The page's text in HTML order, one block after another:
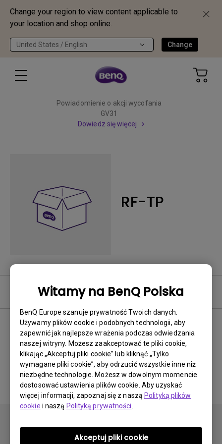
Change your region to view content applicable to
your location and shop online.
United States / English Change
Witamy na BenQ Polska
BenQ Europe szanuje prywatność Twoich danych.
Używamy plików cookie i podobnych technologii, aby
zapewnić jak najlepsze wrażenia podczas odwiedzania
naszej witryny. Możesz zaakceptować te pliki cookie,
klikając „Akceptuj pliki cookie” lub kliknąć „Tylko
wymagane pliki cookie”, aby odrzucić wszystkie inne niż
niezbędne technologie. Możesz w dowolnym momencie
dostosować ustawienia plików cookie. Aby uzyskać
więcej informacji, zapoznaj się z naszą Polityką plików
cookie i naszą Polityką prywatności
Akceptuj pliki cookie
Powiadomienie o akcji wycofania
GV31
Dowiedz się więcej
RF-TP
Często zadawane pytania
Brak powiązanych często
zadawanych pytań